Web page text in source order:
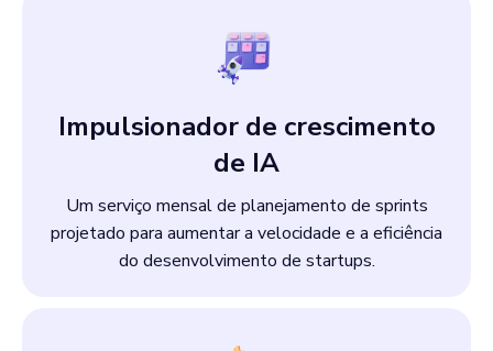
Impulsionador de crescimento
de IA
Um serviço mensal de planejamento de sprints
projetado para aumentar a velocidade e a eficiência
do desenvolvimento de startups.